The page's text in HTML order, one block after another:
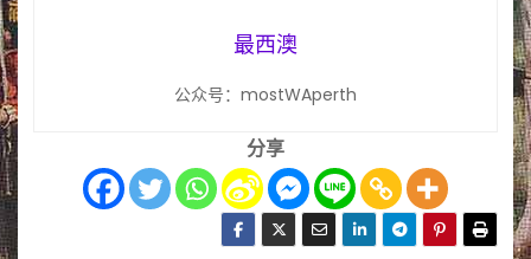
最西澳
公众号：mostWAperth
分享